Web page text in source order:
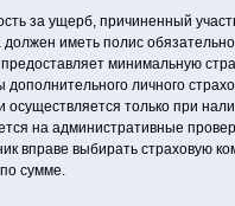
за ущерб, причиненный
иметь полис
минимальную
личного
осуществляется только при
на административные
вправе выбирать страховую
сумме.